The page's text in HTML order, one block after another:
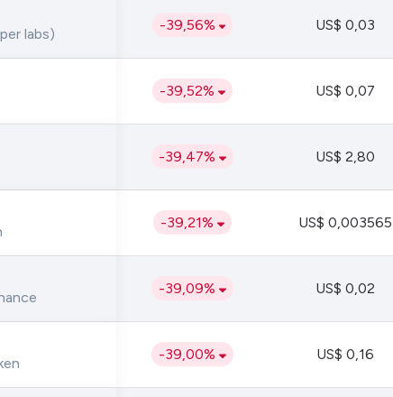
labs)
-39,56% US$ 0,03
-39,52% US$ 0,07
-39,47% US$ 2,80
-39,21% US$ 0,003565
-39,09% US$ 0,02
-39,00% US$ 0,16